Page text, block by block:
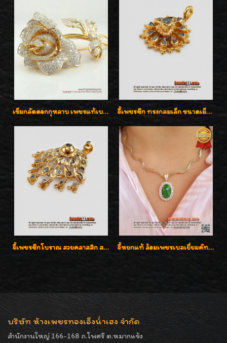
เข็มกลัดดอกกุหลาบ เพชรแท้เบลเยี่ยมคัต งานปราณีตค่ะ จี้เพชรซีก ทรงกลมเล็ก ขนาดเม็ดกระดุม สวยๆ
จี้เพชรซีกโบราณ สวยคลาสสิก สภาพสมบูรณ์สุดๆค่ะ จี้หยกแท้ ล้อมเพชรเบลเยี่ยมคัท ราคาพิเศษไม่แพงค่ะ
บริษัท ห้างเพชรทองเอ็งน่ำเฮง จำกัด
สำนักงานใหญ่ 166-168 ถ.โพศรี ต.หมากแข้ง